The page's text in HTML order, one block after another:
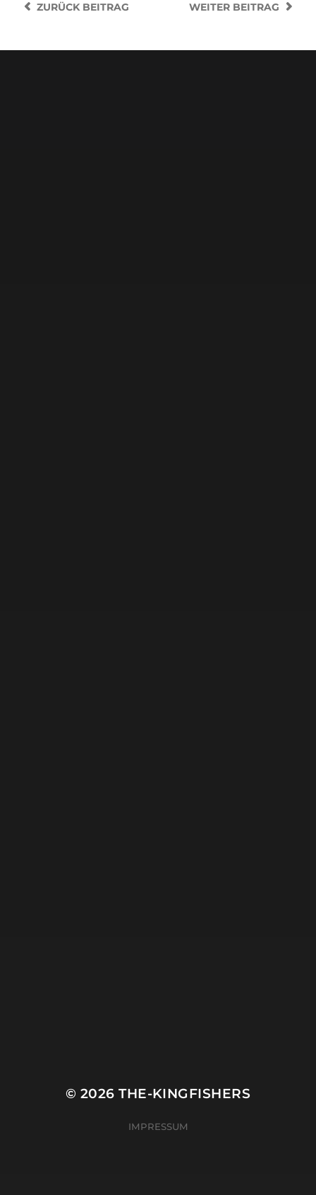
WEITER BEITRAG
ZURÜCKBEITRAG
© 2026THE-KINGFISHERS
IMPRESSUM